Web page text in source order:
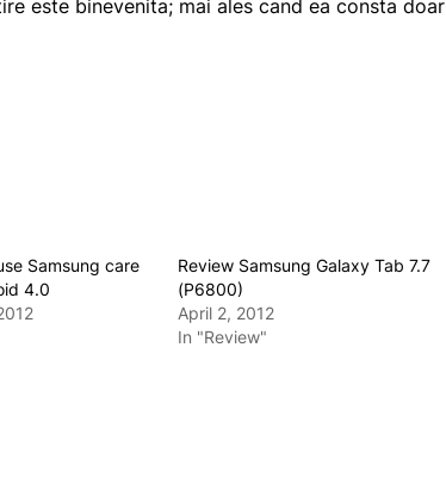
este binevenita; mai ales cand ea consta doar
Samsung care
4.0
Review Samsung Galaxy Tab 7.7
(P6800)
April 2, 2012
In "Review"